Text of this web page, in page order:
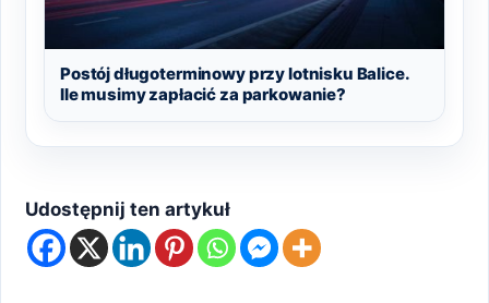
Postój długoterminowy przy lotnisku Balice.
Ile musimy zapłacić za parkowanie?
Udostępnij ten artykuł